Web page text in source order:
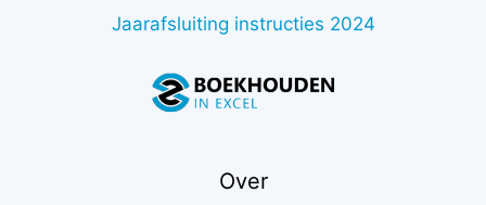
Jaarafsluiting instructies 2024
Over